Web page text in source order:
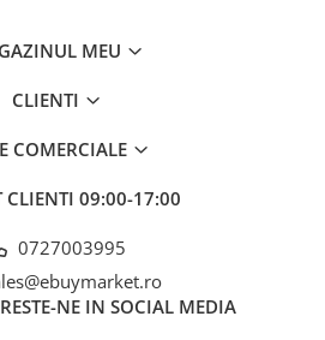
culoare și eleganța!
MEU
CLIENTI
COMERCIALE
CLIENTI 09:00-17:00
0727003995
NE IN SOCIAL MEDIA